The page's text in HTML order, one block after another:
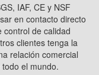
IAF, CE y NSF
en contacto directo
control de calidad
clientes tenga la
relación comercial
el mundo.